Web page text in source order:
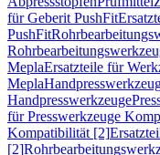
für Geberit PushFit
PushFit
MeplaErsatzteile für
Mepla
Handpresswerkzeuge
für Presswerkzeuge
Kompatibilität [2]
[2]